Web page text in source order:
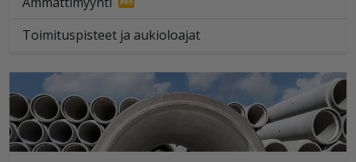
Toimituspisteet ja aukioloajat